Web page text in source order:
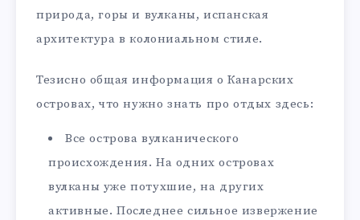
природа, горы и вулканы, испанская
архитектура в колониальном стиле.
Тезисно общая информация о Канарских
островах, что нужно знать про отдых здесь:
Все острова вулканического
происхождения. На одних островах
вулканы уже потухшие, на других
активные. Последнее сильное извержение